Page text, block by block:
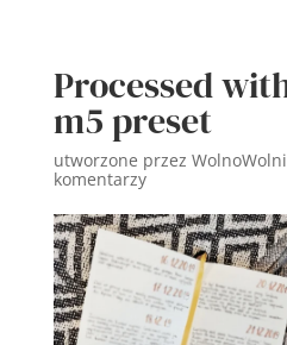
Processed
m5 preset
utworzone przez
komentarzy